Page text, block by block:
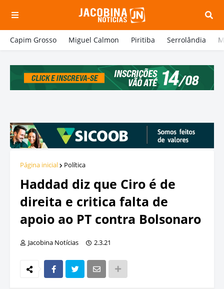
Capim Grosso Miguel Calmon Piritiba Serrolândia
Página inicial Política
Haddad diz que Ciro é de
direita e critica falta de
apoio ao PT contra Bolsonaro
Jacobina Notícias 2.3.21